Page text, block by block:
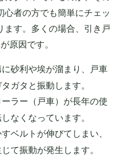
心者の方でも簡単にチェッ
ます。多くの場合、引き戸
原因です。
に砂利や埃が溜まり、戸車
ガタと振動します。
ーラー（戸車）が長年の使
なくなっています。
ベルトが伸びてしまい、
て振動が発生します。